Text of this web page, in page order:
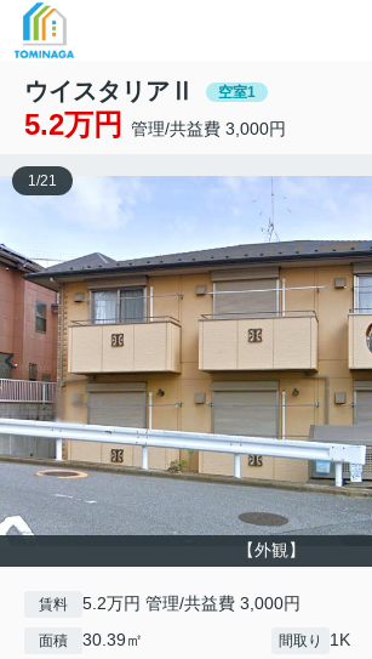
ウイスタリアⅡ 空室1
5.2万円 管理/共益費 3,000円
【外観】
1/21
賃料 5.2万円 管理/共益費 3,000円
面積 30.39㎡ 間取り 1K